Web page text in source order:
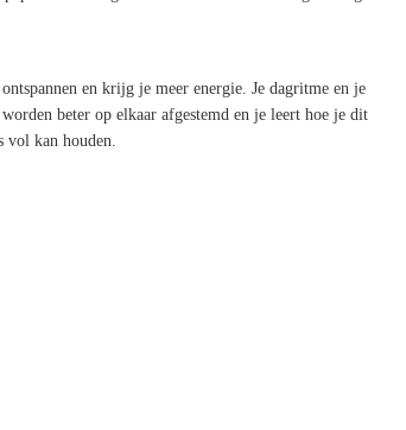
en krijg je meer energie. Je dagritme en je
beter op elkaar afgestemd en je leert hoe je dit
vol kan houden.